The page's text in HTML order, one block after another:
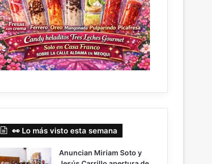
👀 Lo más visto esta semana
Anuncian Miriam Soto y